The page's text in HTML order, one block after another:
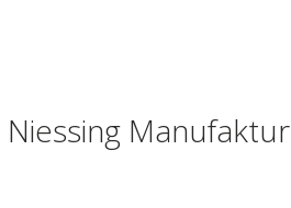
Niessing Manufaktur